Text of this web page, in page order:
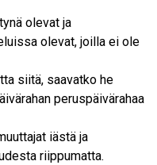
olevat ja
olevat, joilla ei ole
siitä, saavatko he
peruspäivärahaa
iästä ja
riippumatta.